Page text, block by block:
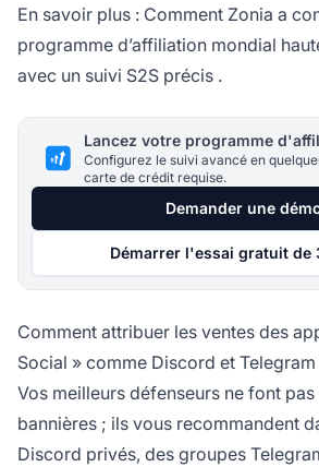
En savoir plus : Comment Zonia a
programme d’affiliation mondial
avec un suivi S2S précis .
Lancez votre programme
Configurez le suivi avancé en
carte de crédit requise.
Demander une
Démarrer l'essai gratuit de
Comment attribuer les ventes des
Social » comme Discord et Telegram
Vos meilleurs défenseurs ne font
bannières ; ils vous recommandent
Discord privés, des groupes